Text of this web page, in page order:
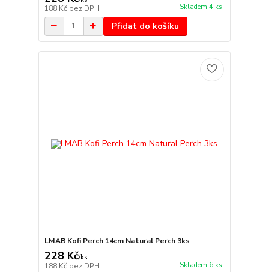
188 Kč bez DPH Skladem 4 ks
Přidat do košíku
LMAB Kofi Perch 14cm Natural Perch 3ks
228 Kč/ks
188 Kč bez DPH Skladem 6 ks